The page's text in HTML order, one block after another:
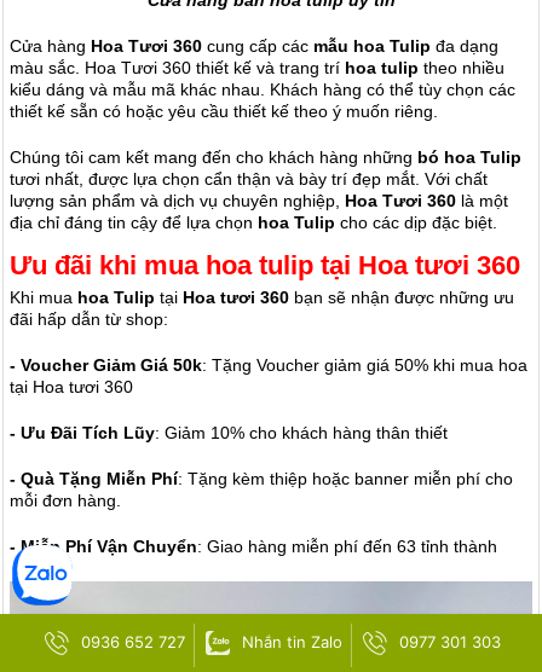
Cửa hàng Hoa Tươi 360 cung cấp các mẫu hoa Tulip đa dạng
màu sắc. Hoa Tươi 360 thiết kế và trang trí hoa tulip theo nhiều
kiểu dáng và mẫu mã khác nhau. Khách hàng có thể tùy chọn các
thiết kế sẵn có hoặc yêu cầu thiết kế theo ý muốn riêng.
Chúng tôi cam kết mang đến cho khách hàng những bó hoa Tulip
tươi nhất, được lựa chọn cẩn thận và bày trí đẹp mắt. Với chất
lượng sản phẩm và dịch vụ chuyên nghiệp, Hoa Tươi 360 là một
địa chỉ đáng tin cậy để lựa chọn hoa Tulip cho các dịp đặc biệt.
Ưu đãi khi mua hoa tulip tại Hoa tươi 360
Khi mua hoa Tulip tại Hoa tươi 360 bạn sẽ nhận được những ưu
đãi hấp dẫn từ shop:
- Voucher Giảm Giá 50k: Tặng Voucher giảm giá 50% khi mua hoa
tại Hoa tươi 360
- Ưu Đãi Tích Lũy: Giảm 10% cho khách hàng thân thiết
- Quà Tặng Miễn Phí: Tặng kèm thiệp hoặc banner miễn phí cho
mỗi đơn hàng.
- Miễn Phí Vận Chuyển: Giao hàng miễn phí đến 63 tỉnh thành
0936 652 727 Nhắn tin Zalo 0977 301 303